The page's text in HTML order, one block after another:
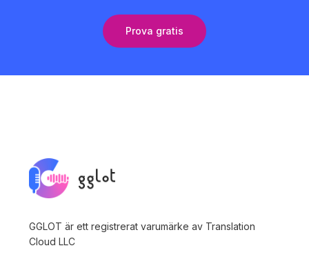
Prova gratis
GGLOT är ett registrerat varumärke av Translation
Cloud LLC